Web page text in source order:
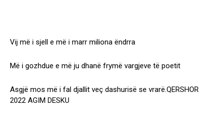
Vij më i sjell e më i marr miliona ëndrra
Më i gozhdue e më ju dhanë frymë vargjeve të poetit
Asgjë mos më i fal djallit veç dashurisë se vrarë.QERSHOR
2022 AGIM DESKU